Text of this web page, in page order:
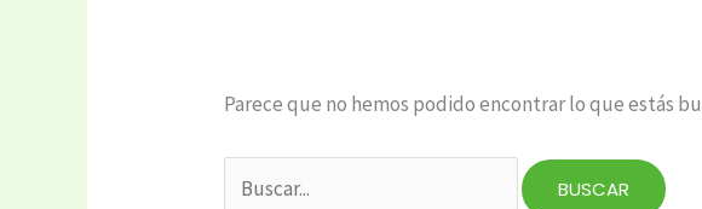
Parece que no hemos podido encontrar lo que estás